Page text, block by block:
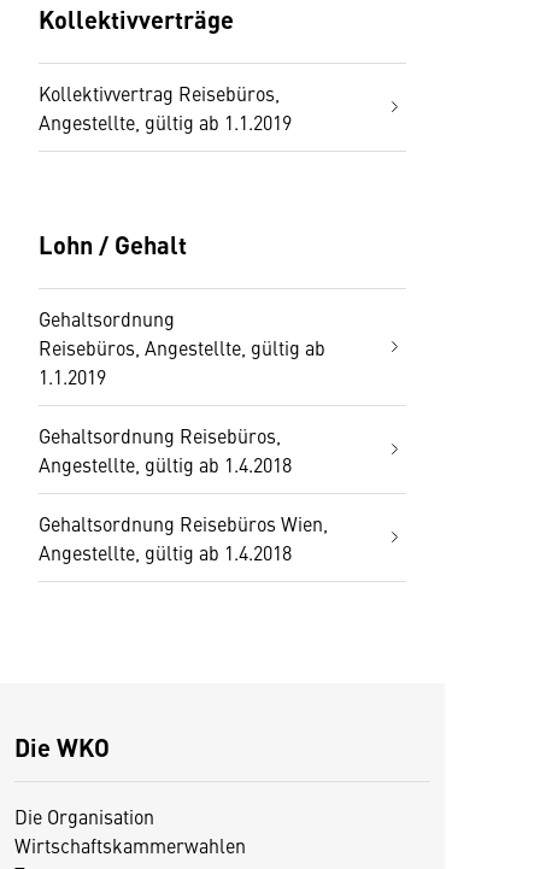
Kollektivverträge
Kollektivvertrag Reisebüros,
Angestellte, gültig ab 1.1.2019
Lohn / Gehalt
Gehaltsordnung
Reisebüros, Angestellte, gültig ab
1.1.2019
Gehaltsordnung Reisebüros,
Angestellte, gültig ab 1.4.2018
Gehaltsordnung Reisebüros Wien,
Angestellte, gültig ab 1.4.2018
Die WKO
Die Organisation
Wirtschaftskammerwahlen